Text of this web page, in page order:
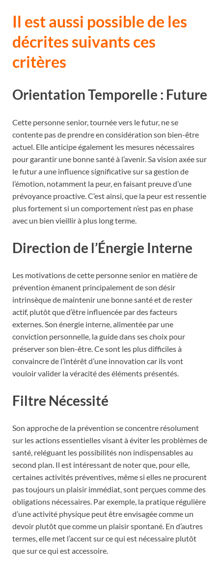
Il est aussi possible de les
décrites suivants ces
critères
Orientation Temporelle : Future
Cette personne senior, tournée vers le futur, ne se
contente pas de prendre en considération son bien-être
actuel. Elle anticipe également les mesures nécessaires
pour garantir une bonne santé à l’avenir. Sa vision axée sur
le futur a une influence significative sur sa gestion de
l’émotion, notamment la peur, en faisant preuve d’une
prévoyance proactive. C’est ainsi, que la peur est ressentie
plus fortement si un comportement n’est pas en phase
avec un bien vieillir à plus long terme.
Direction de l’Énergie Interne
Les motivations de cette personne senior en matière de
prévention émanent principalement de son désir
intrinsèque de maintenir une bonne santé et de rester
actif, plutôt que d’être influencée par des facteurs
externes. Son énergie interne, alimentée par une
conviction personnelle, la guide dans ses choix pour
préserver son bien-être. Ce sont les plus difficiles à
convaincre de l’intérêt d’une innovation car ils vont
vouloir valider la véracité des éléments présentés.
Filtre Nécessité
Son approche de la prévention se concentre résolument
sur les actions essentielles visant à éviter les problèmes de
santé, reléguant les possibilités non indispensables au
second plan. Il est intéressant de noter que, pour elle,
certaines activités préventives, même si elles ne procurent
pas toujours un plaisir immédiat, sont perçues comme des
obligations nécessaires. Par exemple, la pratique régulière
d’une activité physique peut être envisagée comme un
devoir plutôt que comme un plaisir spontané. En d’autres
termes, elle met l’accent sur ce qui est nécessaire plutôt
que sur ce qui est accessoire.